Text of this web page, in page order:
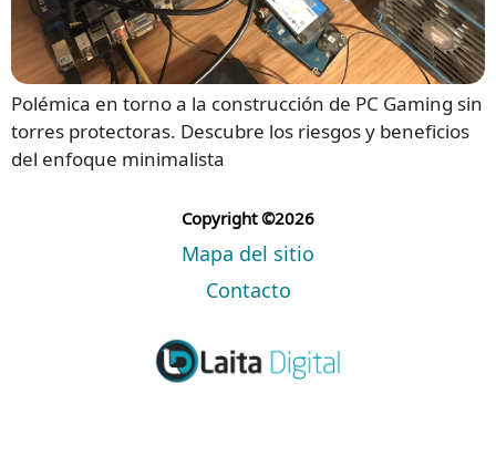
Polémica en torno a la construcción de PC Gaming sin
torres protectoras. Descubre los riesgos y beneficios
del enfoque minimalista
Copyright ©2026
Mapa del sitio
Contacto